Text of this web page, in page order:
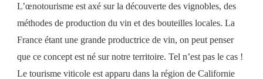
L’œnotourisme est axé sur la découverte des vignobles, des
méthodes de production du vin et des bouteilles locales. La
France étant une grande productrice de vin, on peut penser
que ce concept est né sur notre territoire. Tel n’est pas le cas !
Le tourisme viticole est apparu dans la région de Californie